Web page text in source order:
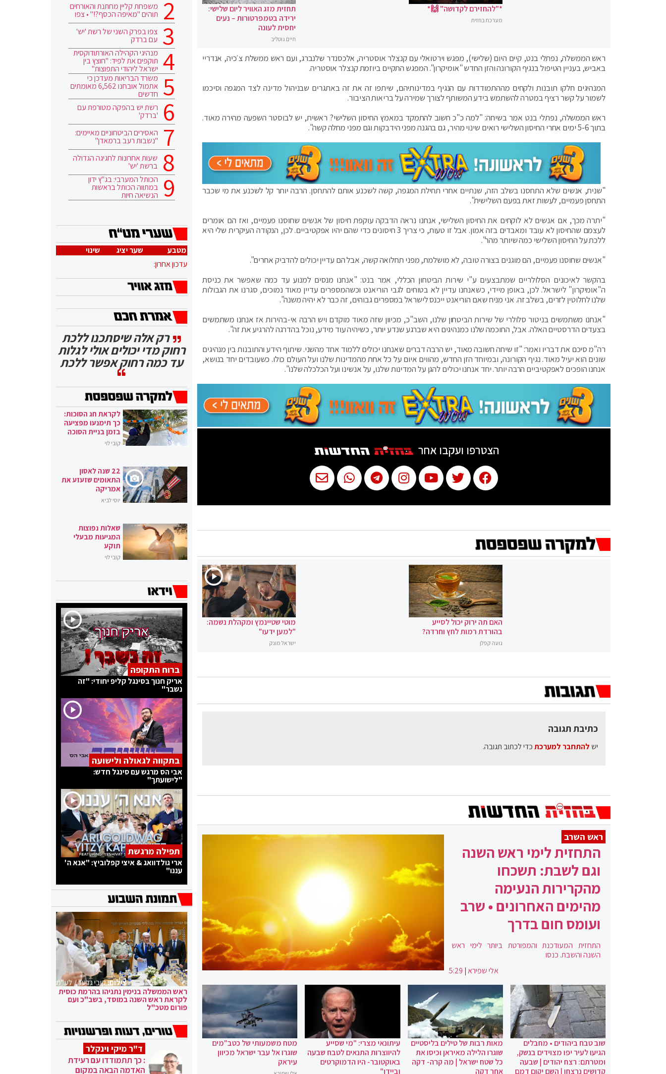
*"להחזירם לקדושה" 🙌*
מערכת בחזית
תחזית מזג האוויר ליום שלישי:
ירידה בטמפרטורות – נעים
יחסית לעונה
חיים גוטליב
ראש הממשלה, נפתלי בנט, קיים היום (שלישי), מפגש וירטואלי עם קנצלר אוסטריה, אלכסנדר שלנברג, ועם ראש ממשלת צ׳כיה, אנדריי
באביש, בעניין הטיפול בנגיף הקורונה והזן החדש "אומיקרון". המפגש התקיים ביוזמת קנצלר אוסטריה.
המנהיגים חלקו תובנות ולקחים מההתמודדות עם הנגיף במדינותיהם, שיתפו זה את זה באתגרים שבניהול מדינה לצד המגפה וסיכמו
לשמור על קשר רציף במטרה להשתמש בידע המשותף לצורך שמירה על בריאות הציבור.
ראש הממשלה, נפתלי בנט אמר בשיחה: "למה כ"כ חשוב להתמקד במאמץ החיסון השלישי? ראשית, יש לבוסטר השפעה מהירה מאוד.
בתוך 5-6 ימים אחרי החיסון השלישי רואים שינוי מהיר, גם בהגנה מפני הידבקות וגם מפני מחלה קשה".
"שנית, אנשים שלא התחסנו בשלב הזה, שנתיים אחרי תחילת המגפה, קשה לשכנע אותם להתחסן. הרבה יותר קל לשכנע את מי שכבר
התחסן פעמיים, לעשות זאת בפעם השלישית".
"יתרה מכך, אם אנשים לא לוקחים את החיסון השלישי, אנחנו נראה הדבקה עוקפת חיסון של אנשים שחוסנו פעמיים, ואז הם אומרים
לעצמם שהחיסון לא עובד ומאבדים בזה אמון. אבל זו טעות, כי צריך 3 חיסונים כדי שהם יהיו אפקטיביים. לכן, הנקודה העיקרית שלי היא
ללכת על החיסון השלישי כמה שיותר מהר".
"אנשים שחוסנו פעמיים, הם מוגנים בצורה טובה, לא מושלמת, מפני תחלואה קשה, אבל הם עדיין יכולים להדביק אחרים".
בהקשר לאיכונים הסלולריים שמתבצעים ע"י שירות הביטחון הכללי, אמר בנט: "אנחנו מנסים למנוע עד כמה שאפשר את כניסת
ה"אומיקרון" לישראל. לכן, באופן מיידי, כשאנחנו עדיין לא בטוחים לגבי הוריאנט וכשהמספרים עדיין מאוד נמוכים, סגרנו את הגבולות
שלנו לחלוטין לזרים, בשלב זה. אני מניח שאם הוריאנט ייכנס לישראל במספרים גבוהים, זה כבר לא יהיה משנה".
"אנחנו משתמשים בניטור סלולרי של שירות הביטחון שלנו, השב"כ, מכיוון שזה מאוד מוקדם ויש הרבה אי-בהירות אז אנחנו משתמשים
בצעדים הדרסטיים האלה. אבל, החוכמה שלנו כמנהיגים היא שברגע שנדע יותר, כשיהיה עוד מידע, נוכל בהדרגה להרגיע את זה".
רה"מ סיכם את דבריו ואמר: "זו שיחה חשובה מאוד, יש הרבה דברים שאנחנו יכולים ללמוד אחד מהשני. שיתוף הידע והתובנות בין מנהיגים
שונים הוא יעיל מאוד. נגיף הקורונה, ובמיוחד הזן החדש, מהווים איום על כל אחת מהמדינות שלנו ועל העולם כולו. כשעובדים יחד בנושא,
אנחנו הופכים לאפקטיביים הרבה יותר. יחד אנחנו יכולים להגן על המדינות שלנו, על אנשינו ועל הכלכלה שלנו".
הצטרפו ועקבו אחר
האם תה ירוק יכול לסייע
בהורדת רמות לחץ וחרדה?
נועה קפלן
מוטי שטיינמץ ומקהלת נשמה:
"למען ידעו"
ישראל מונק
כתיבת תגובה
יש להתחבר למערכתכדי לכתוב תגובה.
ראש השרב
התחזית לימי ראש השנה
וגם לשבת: תשכחו
מהקרירות הנעימה
מהימים האחרונים • שרב
ועומס חום בדרך
התחזית המעודכנת והמפורטת ביותר לימי ראש
השנה והשבת. כנסו
אלי שפירא|
5:29
שוב טבח ביהודים • מחבלים
הגיעו לעיר יפו מצוידים בנשק,
ומטרתם: רצח יהודים | שבעה
קדושים נרצחו | השם יקום דמם
מאות רבות של טילים בליסטיים
שוגרו הלילה מאיראן וכיסו את
כל שטח ישראל | מה קרה- דקה
אחר דקה
עיתונאי מצרי: "מי שסייע
להיווצרות התנאים לטבח שבעה
באוקטובר- היו הדמוקרטים
וביידן"
מטח משמעותי של כטב"מים
שוגרו אל עבר ישראל מכיוון
עיראק
משפחת קליין מחתנת והאורחים
תוהים "מאיפה הכסף?!" • צפו
צפו בפרק השני של רשת 'יש'
עם ברדק
מנהיגי הקהילה האורתודוקסית
תוקפים את לפיד: "חוצץ בין
ישראל ליהודי התפוצות"
משרד הבריאות מעדכן כי
אתמול אובחנו 6,562 מאומתים
חדשים
רשת יש בהפקה מטורפת עם
'ברדק'
האסירים הביטחוניים מאיימים:
"נשבות רעב ברמאדן"
שעות אחרונות לחגיגה הגדולה
ברשת 'יש'
הכותל המערבי: בג"ץ ידון
במתווה הכותל בראשות
הנשיאה חיות
מטבע שער יציג
שינוי
עדכון אחרון:
רק אלה שיסתכנו ללכת
רחוק מדי יכולים אולי לגלות
עד כמה רחוק אפשר ללכת
לקראת חג הסוכות:
כך תימנעו מפציעה
בזמן בניית הסוכה
קובי לוי
22 שנה לאסון
התאומים שזעזע את
אמריקה
יוסי לביא
שאלות נפוצות
המגיעות מבעלי
תוקע
קובי לוי
ברוח התקופה
אריק חנוך בסינגל קליפ יחודי: "זה
נשבר"
בתקווה לגאולה ולישועה
אבי הס מרגש עם סינגל חדש:
"לישועתך"
תפילה מרגשת
ארי גולדוואג & איצי קפלוביץ: "אנא ה'
עננו"
צילום:קובי גדעון / לע"מ
ראש הממשלה בנימין נתניהו בהרמת כוסית
לקראת ראש השנה במוסד, בשב"כ ועם
פורום מטכ"ל
ד"ר מיקי וינקלר
: כך תתמודדו עם רעידת
האדמה הבאה במקום